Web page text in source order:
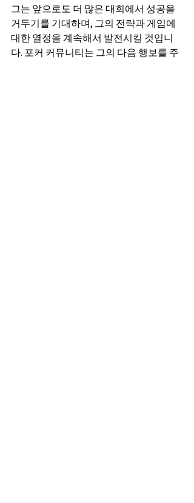
그는 앞으로도 더 많은 대회에서 성공을
거두기를 기대하며, 그의 전략과 게임에
대한 열정을 계속해서 발전시킬 것입니
다. 포커 커뮤니티는 그의 다음 행보를 주